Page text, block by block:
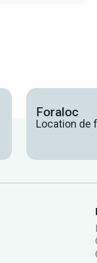
Foraloc
Location de